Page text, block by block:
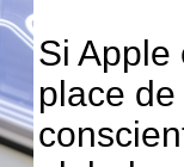
Si Apple
place